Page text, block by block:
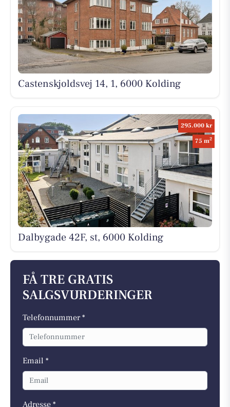
Castenskjoldsvej 14, 1, 6000 Kolding
295.000 kr
75 m2
Dalbygade 42F, st, 6000 Kolding
FÅ TRE GRATIS
SALGSVURDERINGER
Telefonnummer *
Email *
Adresse *